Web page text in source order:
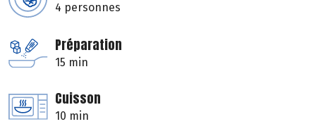
4 personnes
Préparation
15 min
Cuisson
10 min